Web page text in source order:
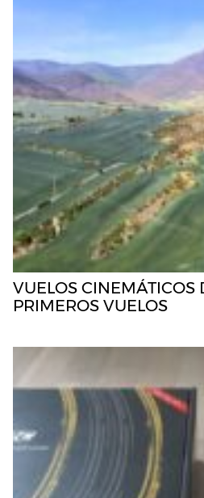
VUELOS CINEMÁTICOS
PRIMEROS VUELOS